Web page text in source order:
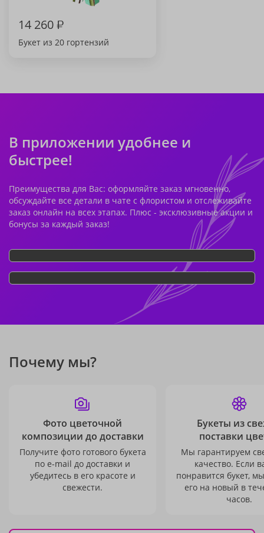
14 260₽
Букет из 20 гортензий
В приложении удобнее и
быстрее!
Преимущества для Вас: оформляйте заказ мгновенно,
обсуждайте все детали в чате с флористом и отслеживайте
заказ онлайн на всех этапах. Плюс - эксклюзивные акции и
бонусы за каждый заказ!
Почему мы?
Фото цветочной
композиции до доставки
Получите фото готового букета
по e-mail до доставки и
убедитесь в его красоте и
свежести.
Букеты из
поставки
Мы гарантируем
качество. Если
понравится букет,
его на новый в
часов.